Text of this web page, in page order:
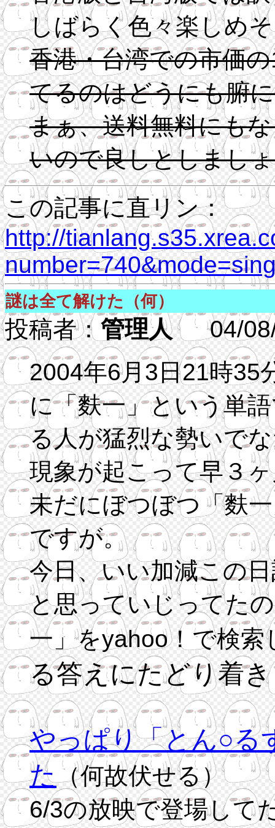
しばらく色々楽しめ
香港・台湾での市価
てるのはどうにも腑
まぁ、送料無料にも
いので良しとしまし
この記事に直リン：
http://
謎は全て解けた（何）
投稿者： 管理人04/08/
2004年6月3日21時35
に「麩一」という単
る人が猛烈な勢いで
現象が起こって早３
未だにぼつぼつ「麩
ですが。
今日、いい加減この
と思っていじってた
一」をyahoo！で検
る答えにたどり着
やっぱり「とん○る
た（何故伏せる）
6/3の放映で登場して